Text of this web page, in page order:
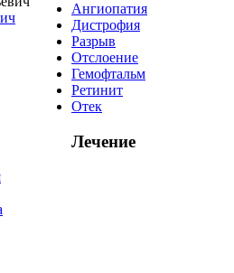
Ангиопатия
Дистрофия
Разрыв
Отслоение
Гемофтальм
Ретинит
Отек
Лечение